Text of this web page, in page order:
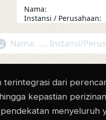
Pilar
terintegrasi dari
kepastian
menyeluruh
Nama:
Instansi / Perusahaan:
Jenis limbah yang akan
diolah:
Kapasitas mesin yang
dibutuhkan (kg/jam):
Rencana operasional
(jam):
Tim kami akan
informasi tersebut dan
menindaklanjuti untuk